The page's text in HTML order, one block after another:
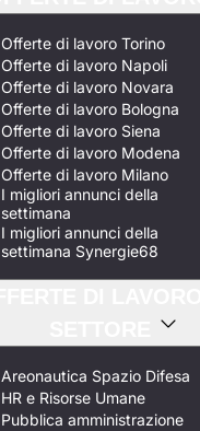
Offerte di lavoro Torino
Offerte di lavoro Napoli
Offerte di lavoro Novara
Offerte di lavoro Bologna
Offerte di lavoro Siena
Offerte di lavoro Modena
Offerte di lavoro Milano
I migliori annunci della
settimana
I migliori annunci della
settimana Synergie68
Areonautica Spazio Difesa
HR e Risorse Umane
Pubblica amministrazione